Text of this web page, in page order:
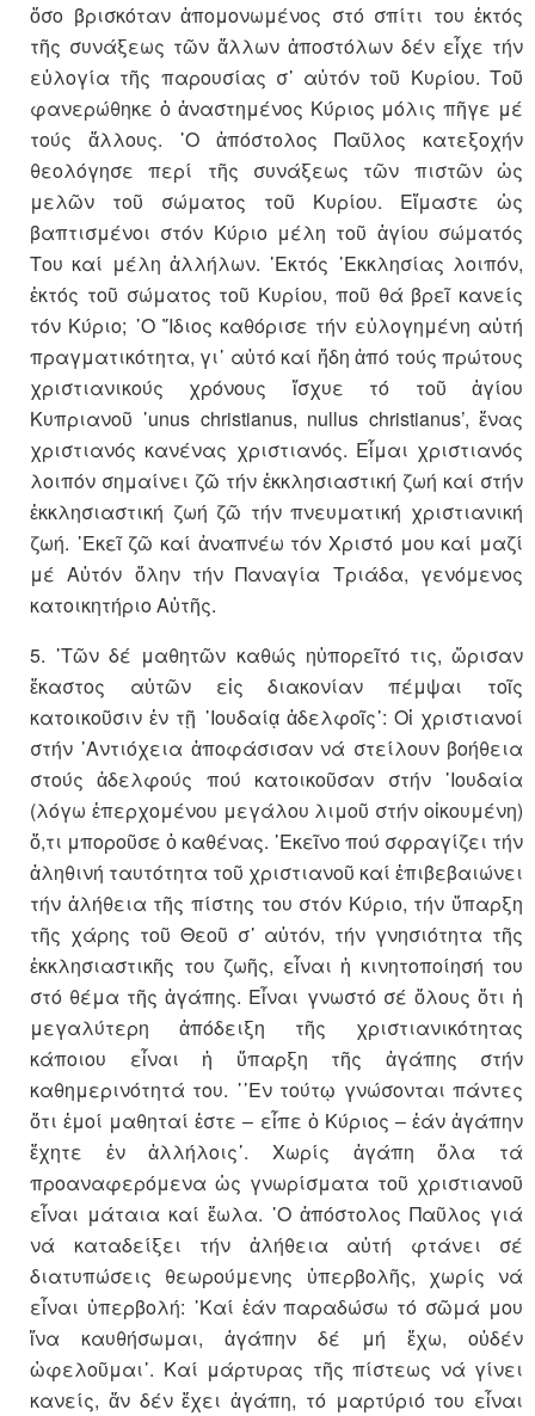
ὅσο βρισκόταν ἀπομονωμένος στό σπίτι του ἐκτός
τῆς συνάξεως τῶν ἄλλων ἀποστόλων δέν εἶχε τήν
εὐλογία τῆς παρουσίας σ᾽ αὐτόν τοῦ Κυρίου. Τοῦ
φανερώθηκε ὁ ἀναστημένος Κύριος μόλις πῆγε μέ
τούς ἄλλους. ῾Ο ἀπόστολος Παῦλος κατεξοχήν
θεολόγησε περί τῆς συνάξεως τῶν πιστῶν ὡς
μελῶν τοῦ σώματος τοῦ Κυρίου. Εἴμαστε ὡς
βαπτισμένοι στόν Κύριο μέλη τοῦ ἁγίου σώματός
Του καί μέλη ἀλλήλων. ᾽Εκτός ᾽Εκκλησίας λοιπόν,
ἐκτός τοῦ σώματος τοῦ Κυρίου, ποῦ θά βρεῖ κανείς
τόν Κύριο; ῾Ο ῎Ιδιος καθόρισε τήν εὐλογημένη αὐτή
πραγματικότητα, γι᾽ αὐτό καί ἤδη ἀπό τούς πρώτους
χριστιανικούς χρόνους ἴσχυε τό τοῦ ἁγίου
Κυπριανοῦ ῾unus christianus, nullus christianus’, ἕνας
χριστιανός κανένας χριστιανός. Εἶμαι χριστιανός
λοιπόν σημαίνει ζῶ τήν ἐκκλησιαστική ζωή καί στήν
ἐκκλησιαστική ζωή ζῶ τήν πνευματική χριστιανική
ζωή. ᾽Εκεῖ ζῶ καί ἀναπνέω τόν Χριστό μου καί μαζί
μέ Αὐτόν ὅλην τήν Παναγία Τριάδα, γενόμενος
κατοικητήριο Αὐτῆς.
5. ῾Τῶν δέ μαθητῶν καθώς ηὐπορεῖτό τις, ὥρισαν
ἕκαστος αὐτῶν εἰς διακονίαν πέμψαι τοῖς
κατοικοῦσιν ἐν τῇ ᾽Ιουδαίᾳ ἀδελφοῖς᾽: Οἱ χριστιανοί
στήν ᾽Αντιόχεια ἀποφάσισαν νά στείλουν βοήθεια
στούς ἀδελφούς πού κατοικοῦσαν στήν ᾽Ιουδαία
(λόγω ἐπερχομένου μεγάλου λιμοῦ στήν οἰκουμένη)
ὅ,τι μποροῦσε ὁ καθένας. ᾽Εκεῖνο πού σφραγίζει τήν
ἀληθινή ταυτότητα τοῦ χριστιανοῦ καί ἐπιβεβαιώνει
τήν ἀλήθεια τῆς πίστης του στόν Κύριο, τήν ὕπαρξη
τῆς χάρης τοῦ Θεοῦ σ᾽ αὐτόν, τήν γνησιότητα τῆς
ἐκκλησιαστικῆς του ζωῆς, εἶναι ἡ κινητοποίησή του
στό θέμα τῆς ἀγάπης. Εἶναι γνωστό σέ ὅλους ὅτι ἡ
μεγαλύτερη ἀπόδειξη τῆς χριστιανικότητας
κάποιου εἶναι ἡ ὕπαρξη τῆς ἀγάπης στήν
καθημερινότητά του. ῾᾽Εν τούτῳ γνώσονται πάντες
ὅτι ἐμοί μαθηταί ἐστε – εἶπε ὁ Κύριος – ἐάν ἀγάπην
ἔχητε ἐν ἀλλήλοις᾽. Χωρίς ἀγάπη ὅλα τά
προαναφερόμενα ὡς γνωρίσματα τοῦ χριστιανοῦ
εἶναι μάταια καί ἕωλα. ῾Ο ἀπόστολος Παῦλος γιά
νά καταδείξει τήν ἀλήθεια αὐτή φτάνει σέ
διατυπώσεις θεωρούμενης ὑπερβολῆς, χωρίς νά
εἶναι ὑπερβολή: ῾Καί ἐάν παραδώσω τό σῶμά μου
ἵνα καυθήσωμαι, ἀγάπην δέ μή ἔχω, οὐδέν
ὠφελοῦμαι᾽. Καί μάρτυρας τῆς πίστεως νά γίνει
κανείς, ἄν δέν ἔχει ἀγάπη, τό μαρτύριό του εἶναι